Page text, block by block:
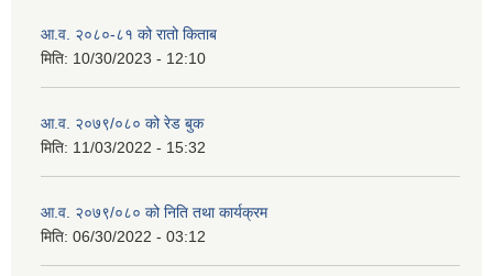
आ.व. २०८०-८१ को रातो किताब
मिति: 10/30/2023 - 12:10
आ.व. २०७९/०८० को रेड बुक
मिति: 11/03/2022 - 15:32
आ.व. २०७९/०८० को निति तथा कार्यक्रम
मिति: 06/30/2022 - 03:12